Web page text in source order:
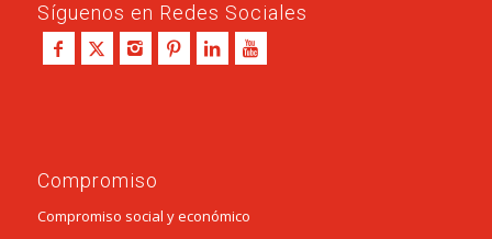
Síguenos en Redes Sociales
Compromiso
Compromiso social y económico